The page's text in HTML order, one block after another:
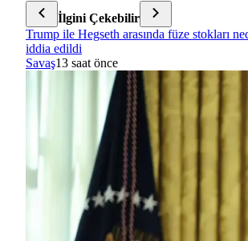
İlgini Çekebilir
Trump ile Hegseth arasında füze stokları
iddia edildi
Savaş13 saat önce